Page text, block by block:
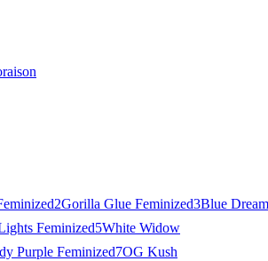
2Gorilla Glue Feminized3Blue Dream
Feminized5White Widow
Purple Feminized7OG Kush